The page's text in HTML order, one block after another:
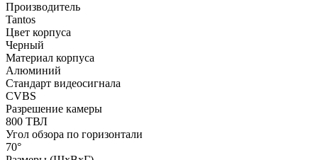
Производитель
Tantos
Цвет корпуса
Черный
Материал корпуса
Алюминий
Стандарт видеосигнала
CVBS
Разрешение камеры
800 ТВЛ
Угол обзора по горизонтали
70°